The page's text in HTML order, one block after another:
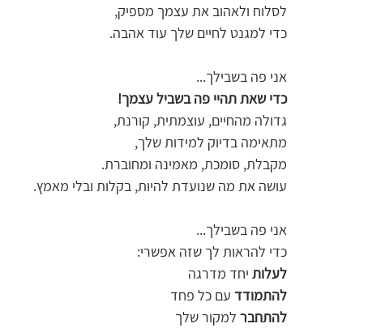
לסלוח ולאהוב את עצמך מספיק,
כדי למגנט לחיים שלך עוד אהבה.
אני פה בשבילך...
כדי שאת תהיי פה בשביל עצמך!
גדולה מהחיים, עוצמתית, קורנת,
מתאימה בדיוק למידות שלך,
מקבלת, סומכת, מאמינה ומחוברת.
עושה את מה שנועדת להיות, בקלות ובלי מאמץ.
אני פה בשבילך...
כדי להראות לך שזה אפשרי:
לעלות יחד מדרגה
להתמודד עם כל פחד
להתחבר למקור שלך